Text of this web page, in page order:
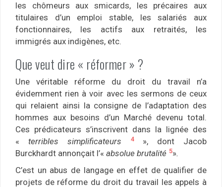
les chômeurs aux smicards, les précaires aux
titulaires d’un emploi stable, les salariés aux
fonctionnaires, les actifs aux retraités, les
immigrés aux indigènes, etc.
Que veut dire « réformer » ?
Une véritable réforme du droit du travail n’a
évidemment rien à voir avec les sermons de ceux
qui relaient ainsi la consigne de l’adaptation des
hommes aux besoins d’un Marché devenu total.
Ces prédicateurs s’inscrivent dans la lignée des
« terribles simplificateurs 4
», dont Jacob
Burckhardt annonçait l’« absolue brutalité 5».
C’est un abus de langage en effet de qualifier de
projets de réforme du droit du travail les appels à